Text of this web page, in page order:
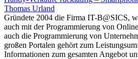
Thomas Urland
Gründete 2004 die Firma IT-B@SICS,
auch mit der Programmierung von
auch die Programmierung von
großen Portalen gehört zum
Informationen zum gesamten Angebot